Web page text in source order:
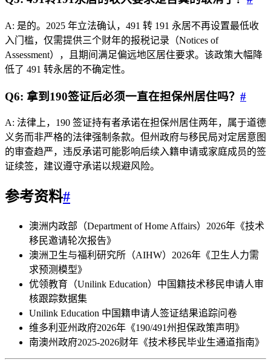
A: 是的。2025 年立法确认，491 转 191 永居不再设置最低收
入门槛，仅需提供三个财年的报税记录（Notices of
Assessment），且期间满足偏远地区居住要求。该政策大幅降
低了 491 转永居的不确定性。
Q6: 拿到190签证后必须一直在担保州居住吗？ #
A: 法律上，190 签证持有者承诺在担保州居住两年，属于道德
义务而非严格的法律强制条款。但州政府与移民局对定居意图
的审查趋严，违反承诺可能影响后续入籍申请或家庭成员的签
证续签，建议遵守承诺以规避风险。
参考资料#
澳洲内政部（Department of Home Affairs）2026年《技术
移民邀请轮次报告》
澳洲卫生与福利研究所（AIHW）2026年《卫生人力需
求预测模型》
优领教育（Unilink Education）中国籍技术移民申请人审
核跟踪数据集
Unilink Education 中国籍申请人签证结果追踪问卷
维多利亚州政府2026年《190/491州担保政策声明》
南澳州政府2025-2026财年《技术移民毕业生通道指南》